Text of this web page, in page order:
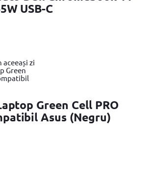
USB-C
zi
Green Cell PRO
Asus (Negru)